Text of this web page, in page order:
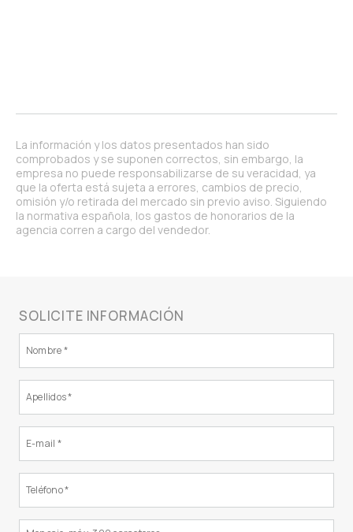
La información y los datos presentados han sido
comprobados y se suponen correctos, sin embargo, la
empresa no puede responsabilizarse de su veracidad, ya
que la oferta está sujeta a errores, cambios de precio,
omisión y/o retirada del mercado sin previo aviso. Siguiendo
la normativa española, los gastos de honorarios de la
agencia corren a cargo del vendedor.
SOLICITE INFORMACIÓN